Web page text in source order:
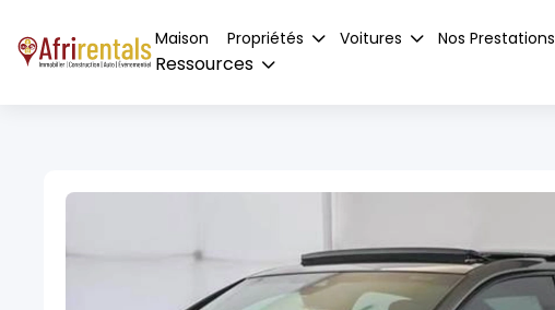
Maison Propriétés Voitures Nos Prestations
Ressources